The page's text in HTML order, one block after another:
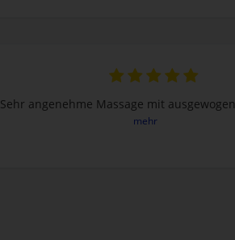
Sehr angenehme Massage mit
mehr